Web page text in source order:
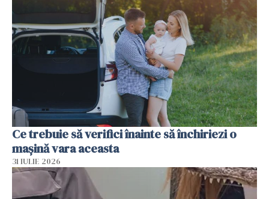
Ce trebuie să verifici înainte să închiriezi o
mașină vara aceasta
31 IULIE 2026